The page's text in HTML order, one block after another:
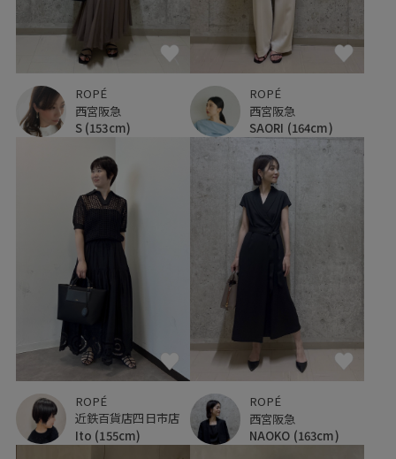
ROPÉ
西宮阪急
S (153cm)
ROPÉ
西宮阪急
SAORI (164cm)
ROPÉ
近鉄百貨店四日市店
Ito (155cm)
ROPÉ
西宮阪急
NAOKO (163cm)